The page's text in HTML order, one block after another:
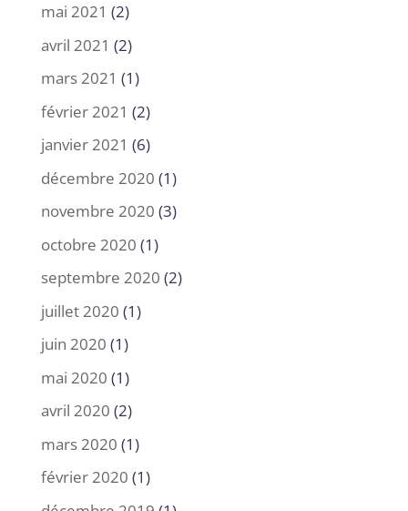
mai 2021 (2)
avril 2021 (2)
mars 2021 (1)
février 2021 (2)
janvier 2021 (6)
décembre 2020 (1)
novembre 2020 (3)
octobre 2020 (1)
septembre 2020 (2)
juillet 2020 (1)
juin 2020 (1)
mai 2020 (1)
avril 2020 (2)
mars 2020 (1)
février 2020 (1)